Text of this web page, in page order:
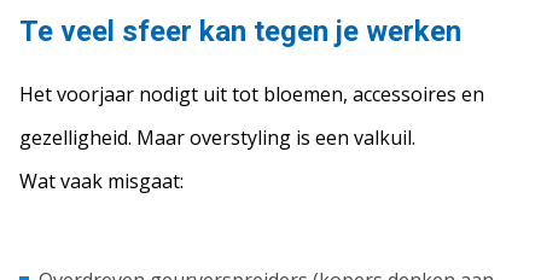
Te veel sfeer kan tegen je werken
Het voorjaar nodigt uit tot bloemen, accessoires en
gezelligheid. Maar overstyling is een valkuil.
Wat vaak misgaat: